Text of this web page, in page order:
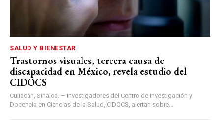
SALUD Y BIENESTAR
Trastornos visuales, tercera causa de
discapacidad en México, revela estudio del
CIDOCS
Culiacán, Sinaloa. – Investigadores del Centro de Investigación y
Docencia en Ciencias de la Salud, CIDOCS, alertan sobre...